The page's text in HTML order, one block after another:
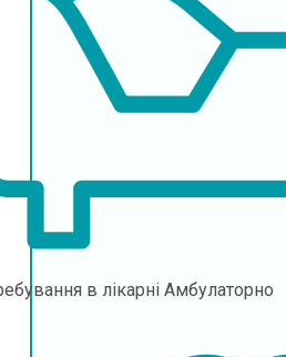
в лікарні Амбулаторно